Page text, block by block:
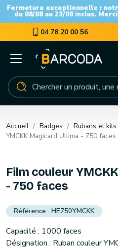
Fermeture exceptionnelle :
du 08/08 au 23/08 inclus.
04 78 20 00 56
Accueil Badges Rubans et kits
YMCKK Magicard Ultima - 750 faces
Film couleur
- 750 faces
HE750YMCKK
Capacité : 1000 faces
Désignation : Ruban couleur